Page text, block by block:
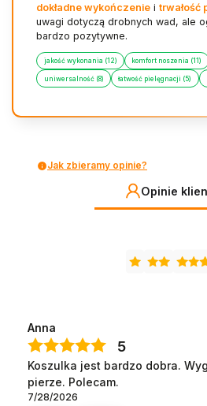
dokładne wykończenie itrwałość
uwagi dotyczą drobnych wad, ale
bardzo pozytywne.
jakość wykonania (12) komfort noszenia (11)
uniwersalność (8) łatwość pielęgnacji (5)
Jak zbieramy opinie?
Opinie
Anna
5
Koszulka jest bardzo dobra.
pierze. Polecam.
7/28/2026